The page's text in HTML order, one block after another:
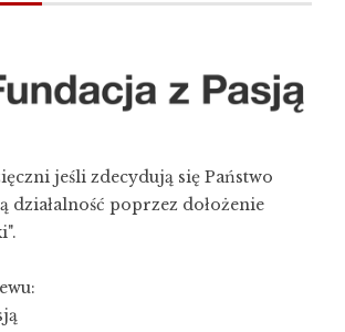
jeśli zdecydują się Państwo
działalność poprzez dołożenie